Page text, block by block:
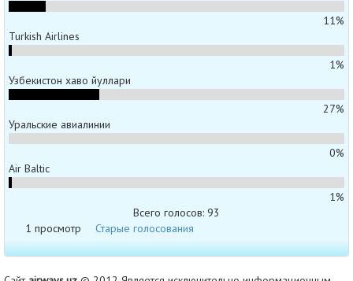
11%
Turkish Airlines
1%
Узбекистон хаво йуллари
27%
Уральские авиалинии
0%
Air Baltic
1%
Всего голосов: 93
1 просмотр
Старые голосования